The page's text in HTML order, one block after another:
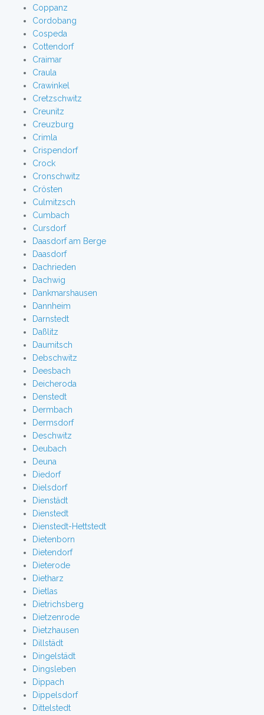
Coppanz
Cordobang
Cospeda
Cottendorf
Craimar
Craula
Crawinkel
Cretzschwitz
Creunitz
Creuzburg
Crimla
Crispendorf
Crock
Cronschwitz
Crösten
Culmitzsch
Cumbach
Cursdorf
Daasdorf am Berge
Daasdorf
Dachrieden
Dachwig
Dankmarshausen
Dannheim
Darnstedt
Daßlitz
Daumitsch
Debschwitz
Deesbach
Deicheroda
Denstedt
Dermbach
Dermsdorf
Deschwitz
Deubach
Deuna
Diedorf
Dielsdorf
Dienstädt
Dienstedt
Dienstedt-Hettstedt
Dietenborn
Dietendorf
Dieterode
Dietharz
Dietlas
Dietrichsberg
Dietzenrode
Dietzhausen
Dillstädt
Dingelstädt
Dingsleben
Dippach
Dippelsdorf
Dittelstedt